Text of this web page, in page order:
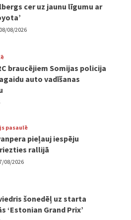
cer uz jaunu līgumu ar
08/08/2026
braucējiem Somijas policija
auto vadīšanas
pasaulē
pieļauj iespēju
rallijā
08/2026
šonedēļ uz starta
‘Estonian Grand Prix’